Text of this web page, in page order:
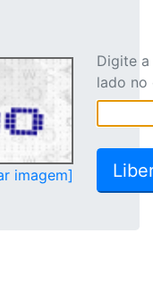
imagem]
Digite
lado no